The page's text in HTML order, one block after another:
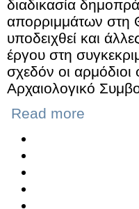
διαδικασία
απορριμμάτων στη
υποδειχθεί και
έργου στη
σχεδόν οι αρμόδιοι
Αρχαιολογικό
Read more